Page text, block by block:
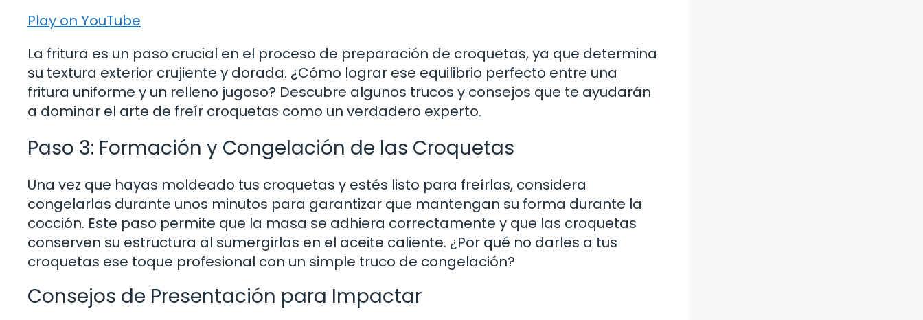
Play on YouTube
La fritura es un paso crucial en el proceso de preparación de croquetas, ya que determina
su textura exterior crujiente y dorada. ¿Cómo lograr ese equilibrio perfecto entre una
fritura uniforme y un relleno jugoso? Descubre algunos trucos y consejos que te ayudarán
a dominar el arte de freír croquetas como un verdadero experto.
Paso 3: Formación y Congelación de las Croquetas
Una vez que hayas moldeado tus croquetas y estés listo para freírlas, considera
congelarlas durante unos minutos para garantizar que mantengan su forma durante la
cocción. Este paso permite que la masa se adhiera correctamente y que las croquetas
conserven su estructura al sumergirlas en el aceite caliente. ¿Por qué no darles a tus
croquetas ese toque profesional con un simple truco de congelación?
Consejos de Presentación para Impactar